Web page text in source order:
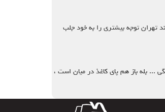
مانند تهران توجه بیشتری را به خود جلب
... بله باز هم پای کاغذ در میان است ،